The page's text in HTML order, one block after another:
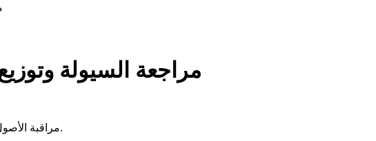
مراجعة السيولة وتوزيع
مراقبة الأصول والإشراف على أداء وأمان سجل الحصص الرقمي.